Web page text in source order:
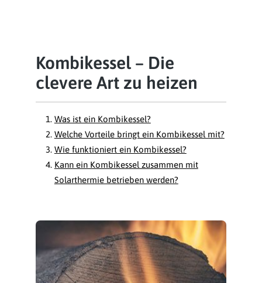
Kombikessel – Die
clevere Art zu heizen
Was ist ein Kombikessel?
Welche Vorteile bringt ein Kombikessel mit?
Wie funktioniert ein Kombikessel?
Kann ein Kombikessel zusammen mit
Solarthermie betrieben werden?